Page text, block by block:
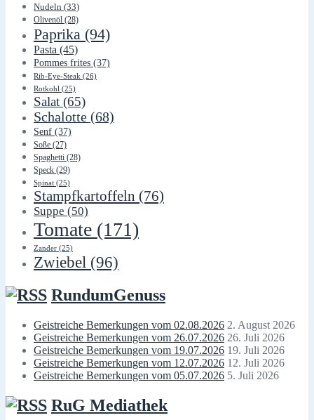
Nudeln (33)
Olivenöl (28)
Paprika (94)
Pasta (45)
Pommes frites (37)
Rib-Eye-Steak (26)
Rotkohl (25)
Salat (65)
Schalotte (68)
Senf (37)
Soße (27)
Spaghetti (28)
Speck (29)
Spinat (25)
Stampfkartoffeln (76)
Suppe (50)
Tomate (171)
Zander (25)
Zwiebel (96)
RundumGenuss
Geistreiche Bemerkungen vom 02.08.2026 2. August 2026
Geistreiche Bemerkungen vom 26.07.2026 26. Juli 2026
Geistreiche Bemerkungen vom 19.07.2026 19. Juli 2026
Geistreiche Bemerkungen vom 12.07.2026 12. Juli 2026
Geistreiche Bemerkungen vom 05.07.2026 5. Juli 2026
RuG Mediathek